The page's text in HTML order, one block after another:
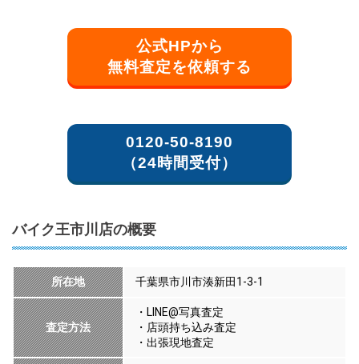
公式HPから
無料査定を依頼する
0120-50-8190
（24時間受付）
バイク王市川店の概要
所在地 千葉県市川市湊新田1-3-1
査定方法
・LINE@写真査定
・店頭持ち込み査定
・出張現地査定